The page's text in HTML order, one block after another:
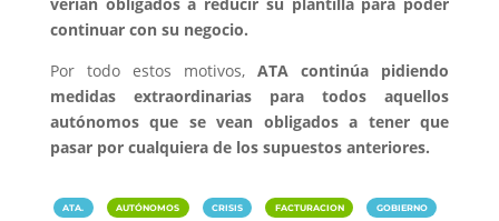
continuar con su negocio.
Por todo estos motivos,ATA continúa pidiendo
medidas extraordinarias para todos aquellos
autónomos que se vean obligados a tener que
pasar por cualquiera de los supuestos anteriores.
ATA. | AUTÓNOMOS | CRISIS | FACTURACION | GOBIERNO |